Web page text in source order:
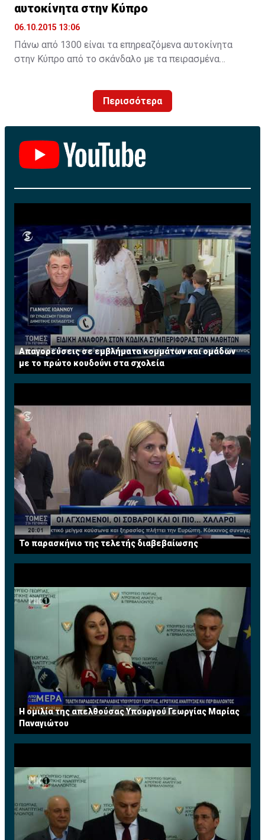
αυτοκίνητα στην Κύπρο
06.10.2015 13:06
Πάνω από 1300 είναι τα επηρεαζόμενα αυτοκίνητα
στην Κύπρο από το σκάνδαλο με τα πειρασμένα
αντιπρόσωπος της Volkswagen AG στην Κύπρο,
ενημερώνει για τις προσεχείς ενέργειες που αφορούν
πετρελαιοκίνητα οχήματα με κινητήρες EA 189.
Περισσότερα
Απαγορεύσεις σε εμβλήματα κομμάτων και ομάδων
με το πρώτο κουδούνι στα σχολεία
Το παρασκήνιο της τελετής διαβεβαίωσης
Η ομιλία της απελθούσας Υπουργού Γεωργίας Μαρίας
Παναγιώτου